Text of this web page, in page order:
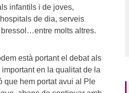
infantils i de joves,
de dia, serveis
bressol…entre molts altres.
està portant el debat als
en la qualitat de la
que hem portat avui al Ple